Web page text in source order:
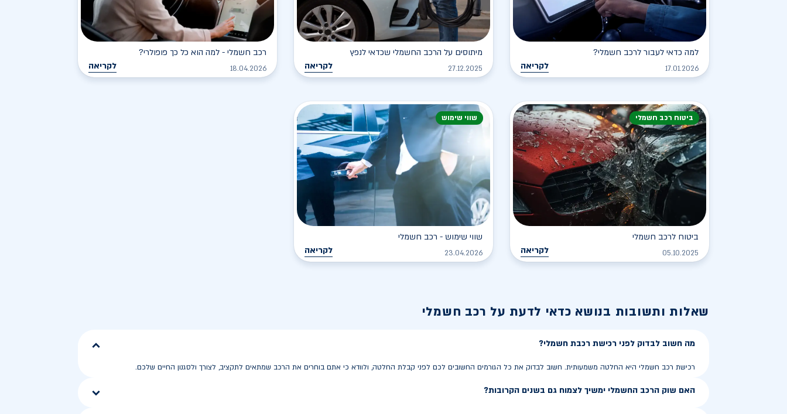
למה כדאי לעבור לרכב חשמלי?
17.01.2026 לקריאה
מיתוסים על הרכב החשמלי שכדאי לנפץ
27.12.2025 לקריאה
רכב חשמלי - למה הוא כל כך פופולרי?
18.04.2026 לקריאה
ביטוח רכב חשמלי
ביטוח לרכב חשמלי
05.10.2025 לקריאה
שווי שימוש
שווי שימוש - רכב חשמלי
23.04.2026 לקריאה
שאלות ותשובות בנושא כדאי לדעת על רכב חשמלי
מה חשוב לבדוק לפני רכישת רכבת חשמלי?
רכישת רכב חשמלי היא החלטה משמעותית. חשוב לבדוק את כל הגורמים החשובים לכם לפני קבלת החלטה, ולוודא כי אתם בוחרים את הרכב שמתאים לתקציב, לצורך ולסגנון החיים שלכם.
האם שוק הרכב החשמלי ימשיך לצמוח גם בשנים הקרובות?